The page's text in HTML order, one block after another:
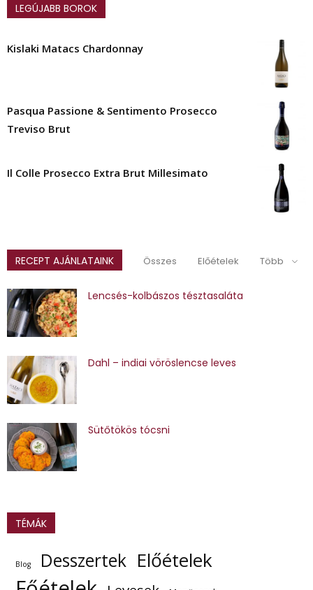
LEGÚJABB BOROK
Kislaki Matacs Chardonnay
Pasqua Passione & Sentimento Prosecco
Treviso Brut
Il Colle Prosecco Extra Brut Millesimato
RECEPT AJÁNLATAINK Összes Előételek Több
Lencsés-kolbászos tésztasaláta
Dahl – indiai vöröslencse leves
Sütőtökös tócsni
TÉMÁK
Blog Desszertek Előételek